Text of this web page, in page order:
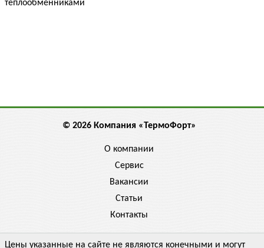
теплообменниками
© 2026 Компания «ТермоФорт»
О компании
Сервис
Вакансии
Статьи
Контакты
Цены указанные на сайте не являются конечными и могут